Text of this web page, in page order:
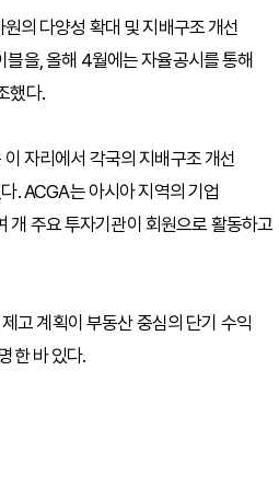
의 다양성 확대 및 지배구조 개선
을, 올해 4월에는 자율공시를 통해
했다.
자리에서 각국의 지배구조 개선
. ACGA는 아시아 지역의 기업
개 주요 투자기관이 회원으로 활동하고
고 계획이 부동산 중심의 단기 수익
한 바 있다.